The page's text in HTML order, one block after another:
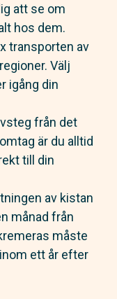
att se om
hos dem.
transporten av
Välj
igång din
från det
är du alltid
till din
av kistan
månad från
måste
ett år efter